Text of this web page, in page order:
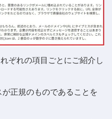
ぞれの項目ごとにご紹介し
正規のものであることを